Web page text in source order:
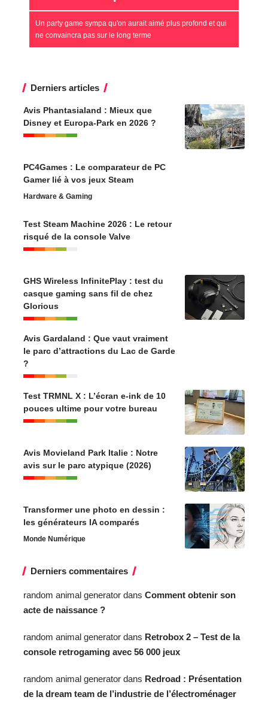
Un party game sympa qu'on aurait aimé plus profond et qui
ne convaincra pas sur le long terme
Derniers articles
Avis Phantasialand : Mieux que
Disney et Europa-Park en 2026 ?
PC4Games : Le comparateur de PC
Gamer lié à vos jeux Steam
Hardware & Gaming
Test Steam Machine 2026 : Le retour
risqué de la console Valve
GHS Wireless InfinitePlay : test du
casque gaming sans fil de chez
Glorious
Avis Gardaland : Que vaut vraiment
le parc d’attractions du Lac de Garde
?
Test TRMNL X : L’écran e-ink de 10
pouces ultime pour votre bureau
Avis Movieland Park Italie : Notre
avis sur le parc atypique (2026)
Transformer une photo en dessin :
les générateurs IA comparés
Monde Numérique
Derniers commentaires
random animal generator dans Comment obtenir son
acte de naissance ?
random animal generator dans Retrobox 2 – Test de la
console retrogaming avec 56 000 jeux
random animal generator dans Redroad : Présentation
de la dream team de l’industrie de l’électroménager